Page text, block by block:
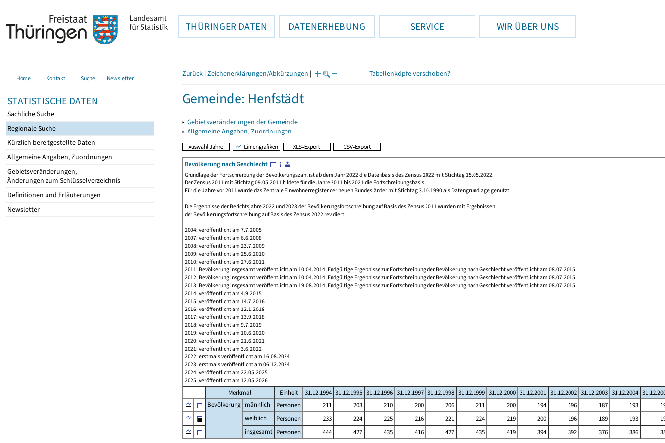
THÜRINGER DATEN DATENERHEBUNG SERVICE WIR ÜBER UNS
Home Kontakt Suche Newsletter
STATISTISCHE DATEN
Sachliche Suche
Regionale Suche
Kürzlich bereitgestellte Daten
Allgemeine Angaben, Zuordnungen
Gebietsveränderungen,
Änderungen zum Schlüsselverzeichnis
Definitionen und Erläuterungen
Newsletter
Zurück | Zeichenerklärungen/Abkürzungen | Tabellenköpfe verschoben?
Gemeinde: Henfstädt
▸ Gebietsveränderungen der Gemeinde
▸ Allgemeine Angaben, Zuordnungen
Bevölkerung nach Geschlecht
Grundlage der Fortschreibung der Bevölkerungszahl ist ab dem Jahr 2022 die Datenbasis des Zensus 2022 mit Stichtag 15.05.2022.
Der Zensus 2011 mit Stichtag 09.05.2011 bildete für die Jahre 2011 bis 2021 die Fortschreibungsbasis.
Für die Jahre vor 2011 wurde das Zentrale Einwohnerregister der neuen Bundesländer mit Stichtag 3.10.1990 als Datengrundlage genutzt.
Die Ergebnisse der Berichtsjahre 2022 und 2023 der Bevölkerungsfortschreibung auf Basis des Zensus 2011 wurden mit Ergebnissen
der Bevölkerungsfortschreibung auf Basis des Zensus 2022 revidiert.
2004: veröffentlicht am 7.7.2005
2007: veröffentlicht am 6.6.2008
2008: veröffentlicht am 23.7.2009
2009: veröffentlicht am 25.6.2010
2010: veröffentlicht am 27.6.2011
2011: Bevölkerung insgesamt veröffentlicht am 10.04.2014; Endgültige Ergebnisse zur Fortschreibung der Bevölkerung nach Geschlecht veröffentlicht am 08.07.2015
2012: Bevölkerung insgesamt veröffentlicht am 10.04.2014; Endgültige Ergebnisse zur Fortschreibung der Bevölkerung nach Geschlecht veröffentlicht am 08.07.2015
2013: Bevölkerung insgesamt veröffentlicht am 19.08.2014; Endgültige Ergebnisse zur Fortschreibung der Bevölkerung nach Geschlecht veröffentlicht am 08.07.2015
2014: veröffentlicht am 4.9.2015
2015: veröffentlicht am 14.7.2016
2016: veröffentlicht am 12.1.2018
2017: veröffentlicht am 13.9.2018
2018: veröffentlicht am 9.7.2019
2019: veröffentlicht am 10.6.2020
2020: veröffentlicht am 21.6.2021
2021: veröffentlicht am 3.6.2022
2022: erstmals veröffentlicht am 16.08.2024
2023: erstmals veröffentlicht am 06.12.2024
2024: veröffentlicht am 22.05.2025
2025: veröffentlicht am 12.05.2026
Merkmal Einheit 31.12.1994 31.12.1995 31.12.1996 31.12.1997 31.12.1998 31.12.1999 31.12.2000 31.12.2001 31.12.2002 31.12.2003 31.12.2004
Bevölkerung männlich Personen 211 203 210 200 206 211 200 194 196 187 193
weiblich
Personen 233 224 225 216 221 224 219 200 196 189 193
insgesamt Personen 444 427 435 416 427 435 419 394 392 376 386